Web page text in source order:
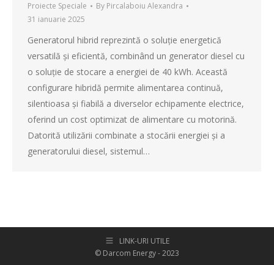
Proiecte Speciale By Pircalaboiu Alexandra
31 ianuarie 2025
Generatorul hibrid reprezintă o soluție energetică
versatilă și eficientă, combinând un generator diesel cu
o soluție de stocare a energiei de 40 kWh. Această
configurare hibridă permite alimentarea continuă,
silentioasa și fiabilă a diverselor echipamente electrice,
oferind un cost optimizat de alimentare cu motorină.
Datorită utilizării combinate a stocării energiei și a
generatorului diesel, sistemul…
LINK-URI UTILE
© Darcom Energy - 2023